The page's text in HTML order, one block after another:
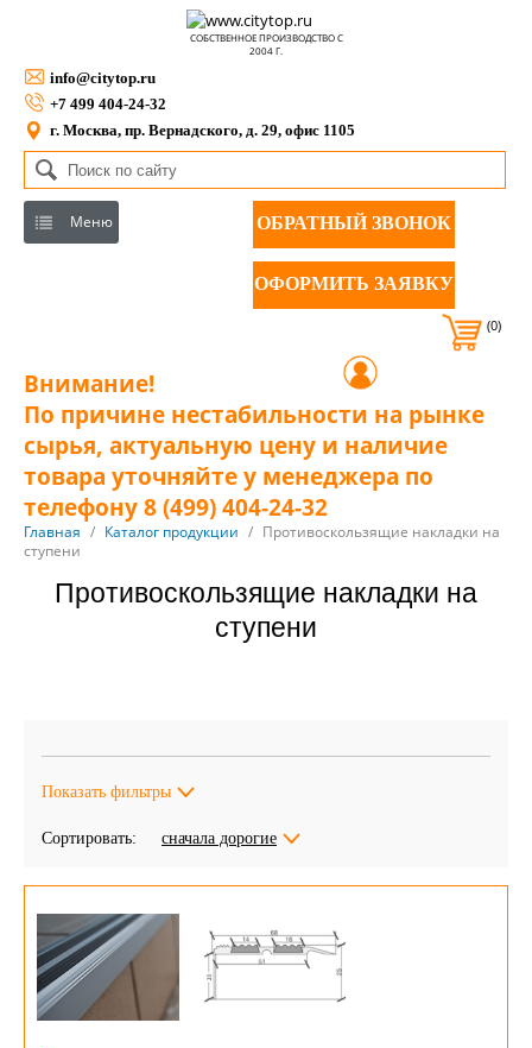
СОБСТВЕННОЕ ПРОИЗВОДСТВО С
2004 Г.
info@citytop.ru
+7 499 404-24-32
г. Москва, пр. Вернадского, д. 29, офис 1105
Меню ОБРАТНЫЙ ЗВОНОК
ОФОРМИТЬ ЗАЯВКУ
(0)
Внимание!
По причине нестабильности на рынке
сырья, актуальную цену и наличие
товара уточняйте у менеджера по
телефону 8 (499) 404-24-32
Главная / Каталог продукции / Противоскользящие накладки на
ступени
Противоскользящие накладки на
ступени
Показать фильтры
Сортировать: сначала дорогие